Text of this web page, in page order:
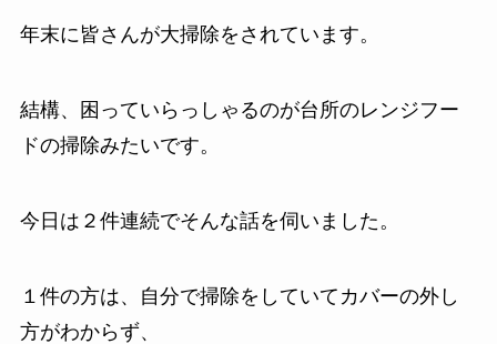
年末に皆さんが大掃除をされています。
結構、困っていらっしゃるのが台所のレンジフー
ドの掃除みたいです。
今日は２件連続でそんな話を伺いました。
１件の方は、自分で掃除をしていてカバーの外し
方がわからず、